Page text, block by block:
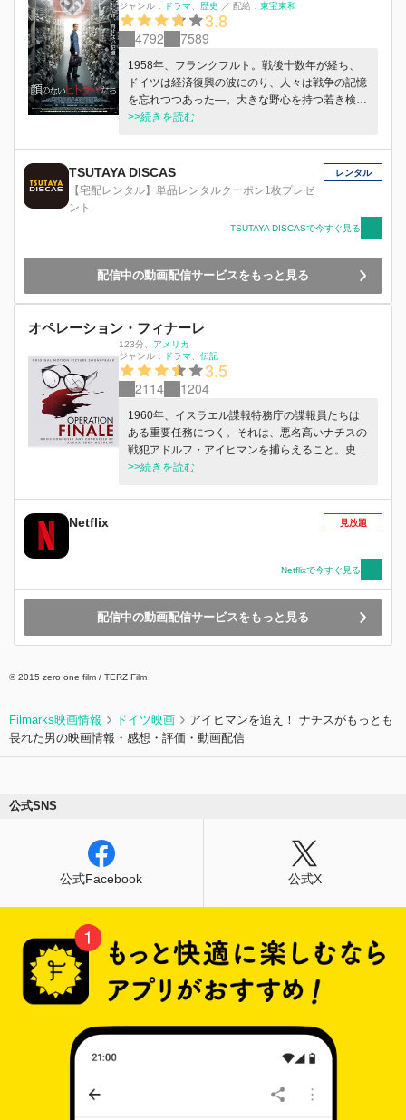
ジャンル：
ドラマ 歴史 ／ 配給： 東宝東和
3.8
4792 7589
1958年、フランクフルト。戦後十数年が経ち、
ドイツは経済復興の波にのり、人々は戦争の記憶
を忘れつつあった―。大きな野心を持つ若き検事
ヨハン・ラドマン（アレクサンダー・フェーリン
日の裁判で、交通違反で出廷した女性・マレー
ネ・ウォンドラック（フリーデリーケ・ベヒト）
に魅かれ、彼女の罰金額の一部を立て替える。
である元アウシュヴィッツ収容者のシモン（ヨハ
ネス・キルシュ）から、元親衛隊（SS）のアロ
イス•シュルツが違法に教師をしていることを聞
で、彼の話に耳を傾ける者はいなかったが、ただ
１人興味を示したヨハンは、調査を始める。
>>続きを読む
TSUTAYA DISCAS
【宅配レンタル】単品レンタルクーポン1枚プレゼ
ント
レンタル
TSUTAYA DISCASで今すぐ見る
配信中の動画配信サービスをもっと見る
オペレーション・フィナーレ
123分
アメリカ
ジャンル：
ドラマ 伝記
3.5
2114 1204
1960年、イスラエル諜報特務庁の諜報員たちは
ある重要任務につく。それは、悪名高いナチスの
戦犯アドルフ・アイヒマンを捕らえること。史実
に基づくドラマ。
>>続きを読む
Netflix 見放題
Netflixで今すぐ見る
配信中の動画配信サービスをもっと見る
© 2015 zero one film / TERZ Film
Filmarks映画情報 ドイツ映画
アイヒマンを追え！ ナチスがもっとも
畏れた男の映画情報・感想・評価・動画配信
公式SNS
公式Facebook 公式X